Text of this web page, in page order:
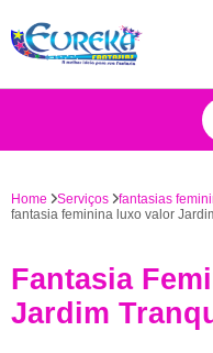
Home Serviços fantasias
fantasia feminina luxo valor
Fantasia
Jardim